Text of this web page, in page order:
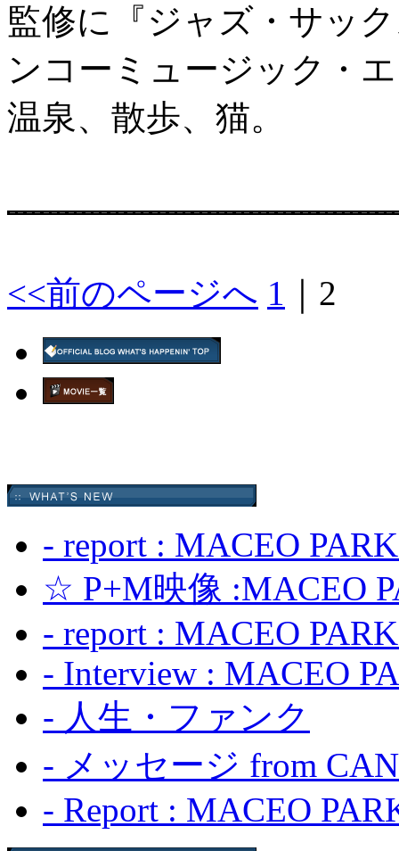
監修に『ジャズ・サッ
ンコーミュージック・
温泉、散歩、猫。
<<前のページへ 1 2
- report : MACEO
☆ P+M映像 :MACEO
- report : MACEO
- Interview : MACEO
- 人生・ファンク
- メッセージ from
- Report : MACEO